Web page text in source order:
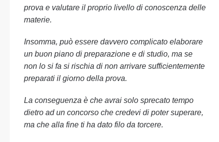
prova e valutare il proprio livello di conoscenza delle
materie.
Insomma, può essere davvero complicato elaborare
un buon piano di preparazione e di studio, ma se
non lo si fa si rischia di non arrivare sufficientemente
preparati il giorno della prova.
La conseguenza è che avrai solo sprecato tempo
dietro ad un concorso che credevi di poter superare,
ma che alla fine ti ha dato filo da torcere.